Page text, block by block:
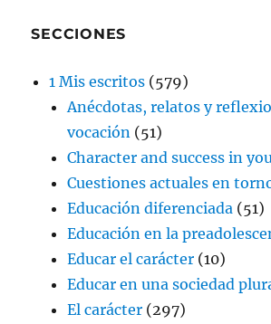
SECCIONES
1 Mis escritos (579)
Anécdotas, relatos y
vocación (51)
Character and success in
Cuestiones actuales en
Educación diferenciada (51)
Educación en la
Educar el carácter (10)
Educar en una sociedad
El carácter (297)